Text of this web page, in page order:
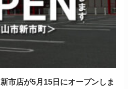
市店が5月15日にオープンしま